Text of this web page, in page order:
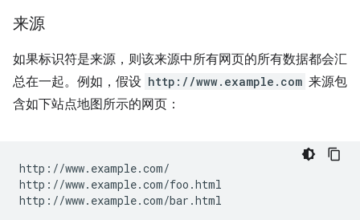
来源
如果标识符是来源，则该来源中所有网页的所有数据都会汇
总在一起。例如，假设 http://www.example.com 来源包
含如下站点地图所示的网页：
http://www.example.com/
http://www.example.com/foo.html